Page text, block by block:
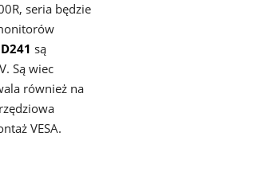
seria będzie
są
Są wiec
również na
VESA.